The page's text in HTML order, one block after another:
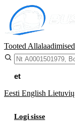
Tooted Allalaadimised
et
Eesti English Lietuvių
Logi sisse